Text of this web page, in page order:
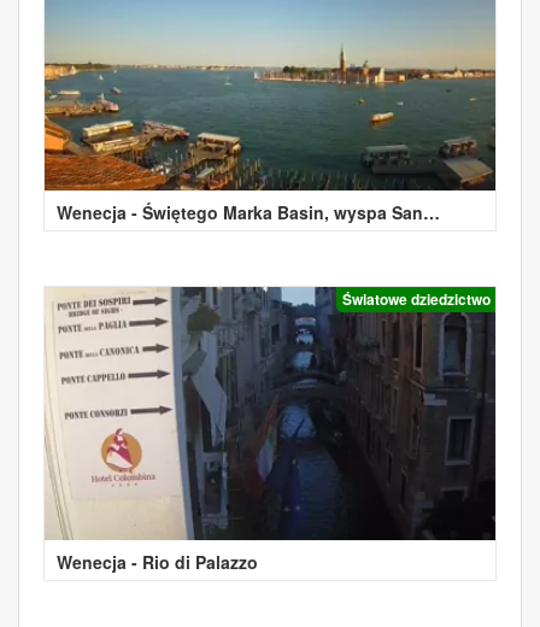
Wenecja - Świętego Marka Basin, wyspa San
Giorgio
Światowe dziedzictwo
Wenecja - Rio di Palazzo